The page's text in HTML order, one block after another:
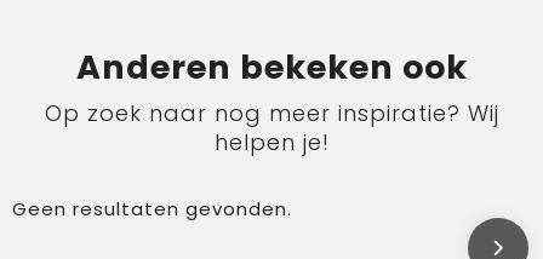
Anderen bekeken ook
Op zoek naar nog meer inspiratie? Wij
helpen je!
Geen resultaten gevonden.